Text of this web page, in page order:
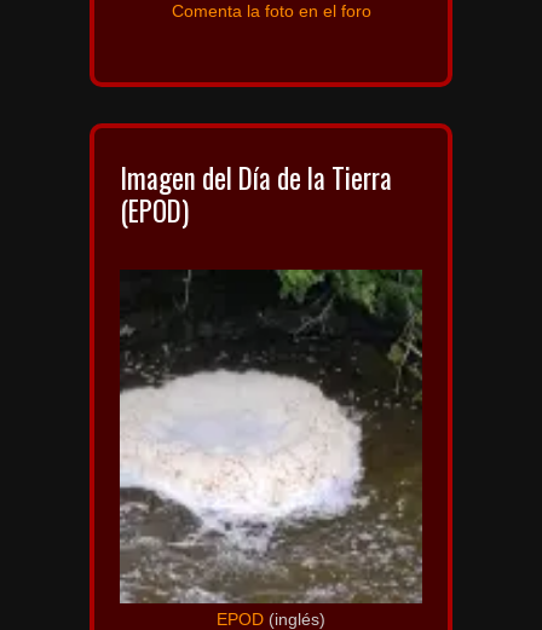
Comenta la foto en el foro
Imagen del Día de la Tierra
(EPOD)
EPOD (inglés)